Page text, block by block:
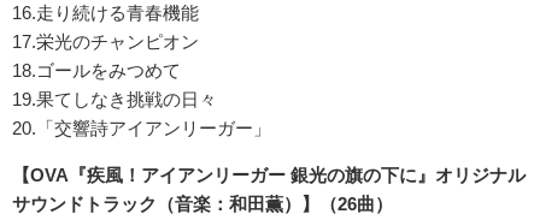
16.走り続ける青春機能
17.栄光のチャンピオン
18.ゴールをみつめて
19.果てしなき挑戦の日々
20.「交響詩アイアンリーガー」
【OVA『疾風！アイアンリーガー 銀光の旗の下に』オリジナル
サウンドトラック（音楽：和田薫）】（26曲）